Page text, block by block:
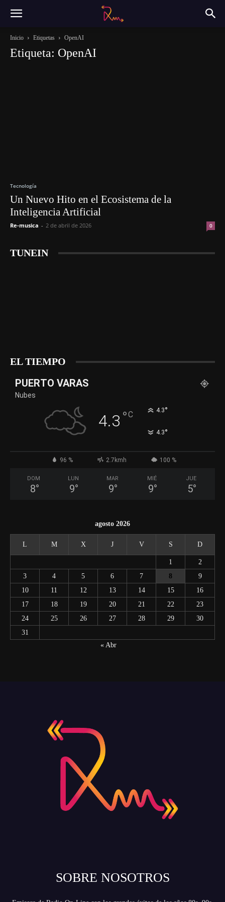
Inicio Etiquetas OpenAI
Etiqueta: OpenAI
Tecnología
Un Nuevo Hito en el Ecosistema de la
Inteligencia Artificial
Re-musica - 2 de abril de 2026 0
TUNEIN
EL TIEMPO
PUERTO VARAS
Nubes
4.3 °C 4.3°
4.3°
96 % 2.7kmh 100 %
DOM
8°
LUN
9°
MAR
9°
MIÉ
9°
JUE
5°
agosto 2026
L M X J V S D
1
2
3
4 5 6 7 8
9
10
11 12 13 14 15
16
17
18 19 20 21 22
23
24
25 26 27 28 29
30
31
« Abr
SOBRE NOSOTROS